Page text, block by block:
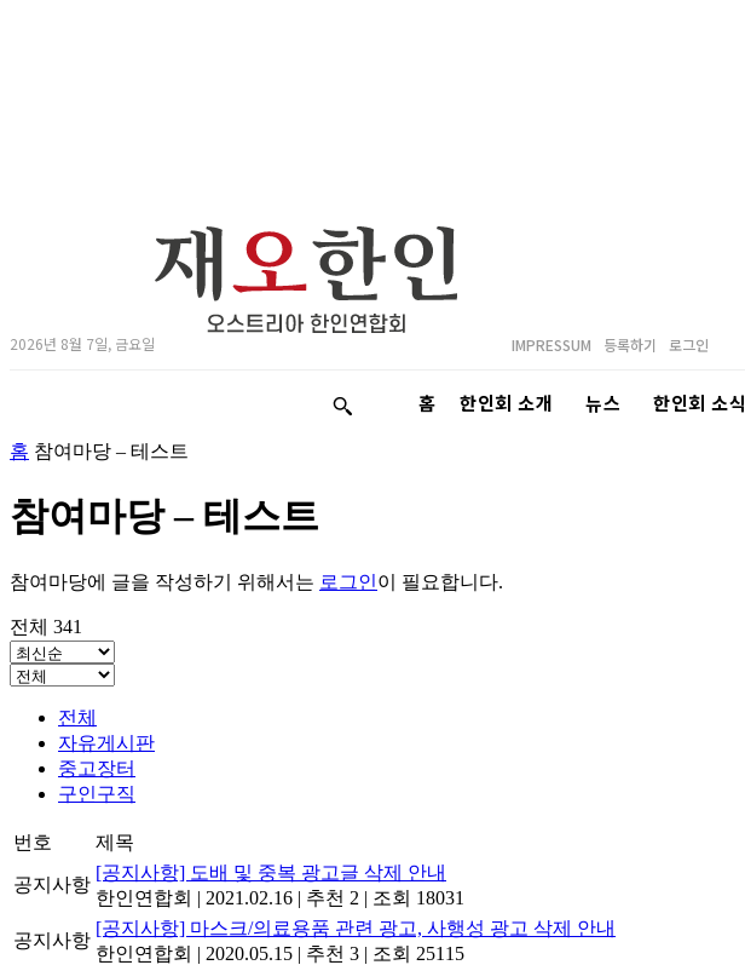
2026년 8월 7일, 금요일 IMPRESSUM 등록하기 로그인
홈 한인회 소개 뉴스 한인회 소식
홈 참여마당 – 테스트
참여마당 – 테스트
참여마당에 글을 작성하기 위해서는 로그인이 필요합니다.
전체 341
전체
자유게시판
중고장터
구인구직
번호 제목
공지사항
[공지사항] 도배 및 중복 광고글 삭제 안내
한인연합회 | 2021.02.16 | 추천 2 | 조회 18031
공지사항
[공지사항] 마스크/의료용품 관련 광고, 사행성 광고 삭제 안내
한인연합회 | 2020.05.15 | 추천 3 | 조회 25115